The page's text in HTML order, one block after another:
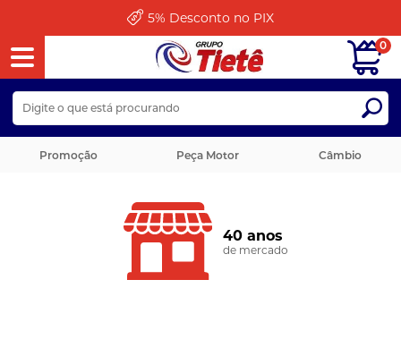
5% Desconto no PIX
Promoção Peça Motor Câmbio
0
40 anos
de mercado